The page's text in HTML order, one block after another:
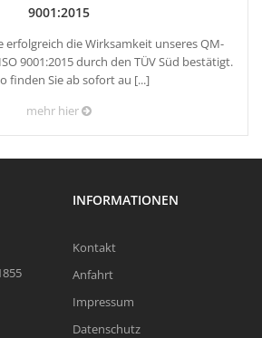
9001:2015
erfolgreich die Wirksamkeit unseres QM-
9001:2015 durch den TÜV Süd bestätigt.
finden Sie ab sofort au [...]
mehr hier
INFORMATIONEN
Kontakt
Anfahrt
Impressum
Datenschutz